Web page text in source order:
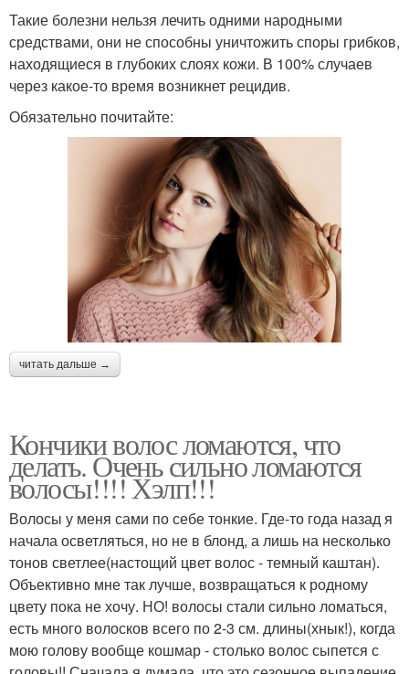
Такие болезни нельзя лечить одними народными
средствами, они не способны уничтожить споры грибков,
находящиеся в глубоких слоях кожи. В 100% случаев
через какое-то время возникнет рецидив.
Обязательно почитайте:
читать дальше →
Кончики волос ломаются, что
делать. Очень сильно ломаются
волосы!!!! Хэлп!!!
Волосы у меня сами по себе тонкие. Где-то года назад я
начала осветляться, но не в блонд, а лишь на несколько
тонов светлее(настощий цвет волос - темный каштан).
Объективно мне так лучше, возвращаться к родному
цвету пока не хочу. НО! волосы стали сильно ломаться,
есть много волосков всего по 2-3 см. длины(хнык!), когда
мою голову вообще кошмар - столько волос сыпется с